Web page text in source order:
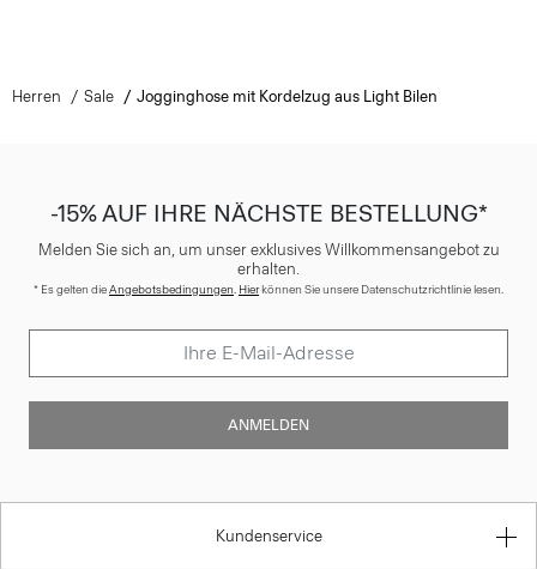
Herren Sale Jogginghose mit Kordelzug aus Light Bilen
-15% AUF IHRE NÄCHSTE BESTELLUNG*
Melden Sie sich an, um unser exklusives Willkommensangebot zu
erhalten.
* Es gelten dieAngebotsbedingungen. Hierkönnen Sie unsere Datenschutzrichtlinie lesen.
ANMELDEN
Kundenservice